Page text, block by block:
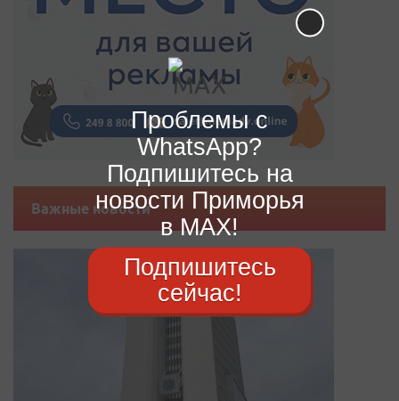
Важные новости
Проблемы с
WhatsApp?
Подпишитесь на
новости Приморья
в MAX!
Подпишитесь
сейчас!